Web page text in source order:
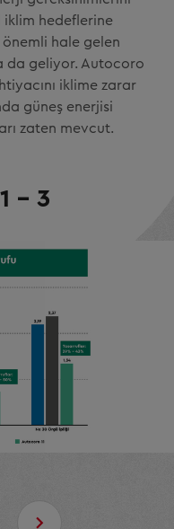
iklim hedeflerine
önemli hale gelen
da geliyor. Autocoro
iklime zarar
güneş enerjisi
zaten mevcut.
- 3